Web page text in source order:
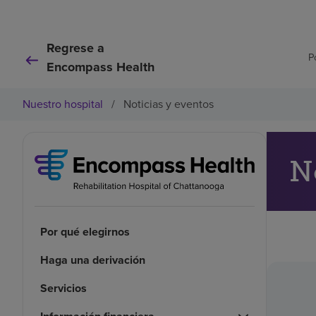
Regrese a
Encompass Health
Nuestro hospital / Noticias y eventos
Por qué elegirnos
Haga una derivación
Servicios